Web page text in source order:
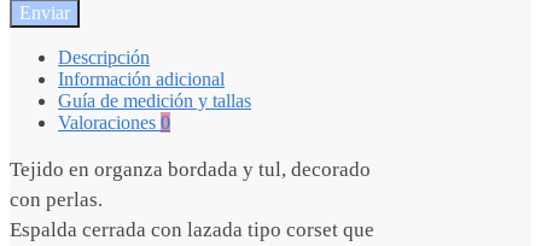
Enviar
Descripción
Información adicional
Guía de medición y tallas
Valoraciones 0
Tejido en organza bordada y tul, decorado
con perlas.
Espalda cerrada con lazada tipo corset que